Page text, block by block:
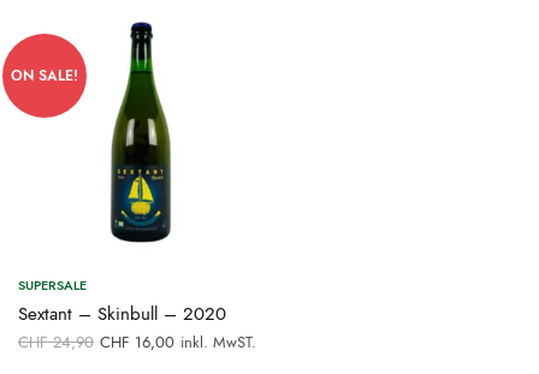
ON SALE!
SUPERSALE
Sextant – Skinbull – 2020
CHF24,90 Ursprünglicher
Preis war:
CHF 16,00Aktueller
inkl. MwST.